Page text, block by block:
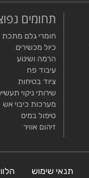
תחומים
חומרי גלם מתכת
כיול מכשירים
הרמה ושינוע
עיבוד פח
ציוד בטיחות
שירותי ניקוי
מערכות כיבוי אש
טיפול במים
זיהום אוויר
תנאי שימוש